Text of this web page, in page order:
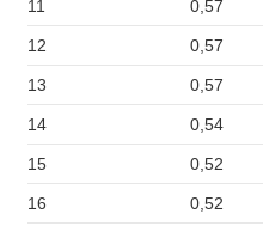
11 0,57
12 0,57
13 0,57
14 0,54
15 0,52
16 0,52